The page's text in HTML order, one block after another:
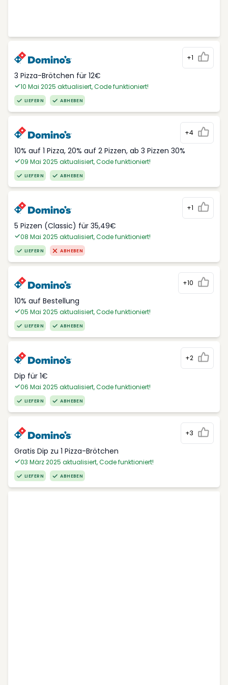
+1
3 Pizza-Brötchen für 12€
10 Mai 2025 aktualisiert, Code funktioniert!
LIEFERN ABHEBEN
+4
10% auf 1 Pizza, 20% auf 2 Pizzen, ab 3 Pizzen 30%
09 Mai 2025 aktualisiert, Code funktioniert!
LIEFERN ABHEBEN
+1
5 Pizzen (Classic) für 35,49€
08 Mai 2025 aktualisiert, Code funktioniert!
LIEFERN ABHEBEN
+10
10% auf Bestellung
05 Mai 2025 aktualisiert, Code funktioniert!
LIEFERN ABHEBEN
+2
Dip für 1€
06 Mai 2025 aktualisiert, Code funktioniert!
LIEFERN ABHEBEN
+3
Gratis Dip zu 1 Pizza-Brötchen
03 März 2025 aktualisiert, Code funktioniert!
LIEFERN ABHEBEN